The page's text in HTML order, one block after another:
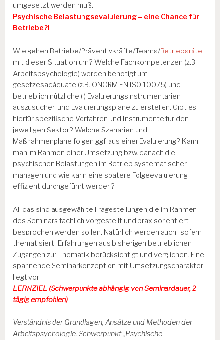
umgesetzt werden muß.
Psychische Belastungsevaluierung – eine Chance für
Betriebe?!
Wie gehen Betriebe/Präventivkräfte/Teams/Betriebsräte
mit dieser Situation um? Welche Fachkompetenzen (z.B.
Arbeitspsychologie) werden benötigt um
gesetzesadäquate (z.B. ÖNORM EN ISO 10075) und
betrieblich nützliche (!) Evaluierungsinstrumentarien
auszusuchen und Evaluierungspläne zu erstellen. Gibt es
hierfür spezifische Verfahren und Instrumente für den
jeweiligen Sektor? Welche Szenarien und
Maßnahmenpläne folgen ggf. aus einer Evaluierung? Kann
man im Rahmen einer Umsetzung bzw. danach die
psychischen Belastungen im Betrieb systematischer
managen und wie kann eine spätere Folgeevaluierung
effizient durchgeführt werden?
All das sind ausgewählte Fragestellungen,die im Rahmen
des Seminars fachlich vorgestellt und praxisorientiert
besprochen werden sollen. Natürlich werden auch -sofern
thematisiert- Erfahrungen aus bisherigen betrieblichen
Zugängen zur Thematik berücksichtigt und verglichen. Eine
spannende Seminarkonzeption mit Umsetzungscharakter
liegt vor!
LERNZIEL (Schwerpunkte abhängig von Seminardauer, 2
tägig empfohlen)
Verständnis der Grundlagen, Ansätze und Methoden der
Arbeitspsychologie. Schwerpunkt „Psychische